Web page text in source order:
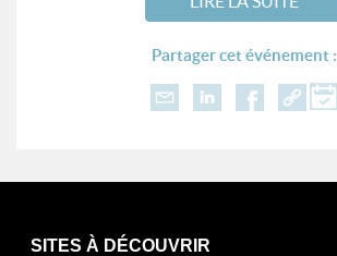
Partager cet événement :
SITES À DÉCOUVRIR